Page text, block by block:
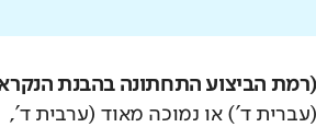
הביצוע התחתונה בהבנת
ד') או נמוכה מאוד (ערבית ד',